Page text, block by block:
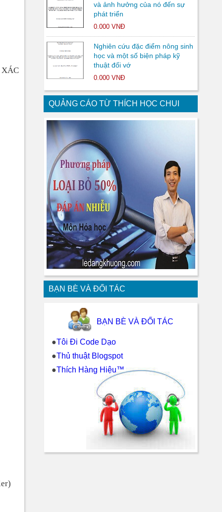
và ảnh hưởng của nó đến sự
phát triển
0.000 VNĐ
Nghiên cứu đặc điểm nông sinh
học và một số biện pháp kỹ
thuật đối vớ
0.000 VNĐ
QUẢNG CÁO TỪ THÍCH HỌC CHUI
BẠN BÈ VÀ ĐỐI TÁC
BẠN BÈ VÀ ĐỐI TÁC
●Tôi Đi Code Dạo
●Thủ thuật Blogspot
●Thích Hàng Hiệu™